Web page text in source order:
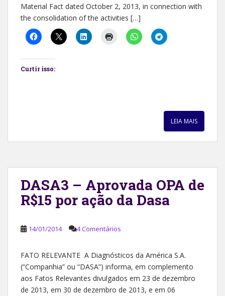
Material Fact dated October 2, 2013, in connection with
the consolidation of the activities […]
Curtir isso:
LEIA MAIS
DASA3 – Aprovada OPA de
R$15 por ação da Dasa
14/01/2014 4 Comentários
FATO RELEVANTE A Diagnósticos da América S.A.
(“Companhia” ou “DASA”) informa, em complemento
aos Fatos Relevantes divulgados em 23 de dezembro
de 2013, em 30 de dezembro de 2013, e em 06